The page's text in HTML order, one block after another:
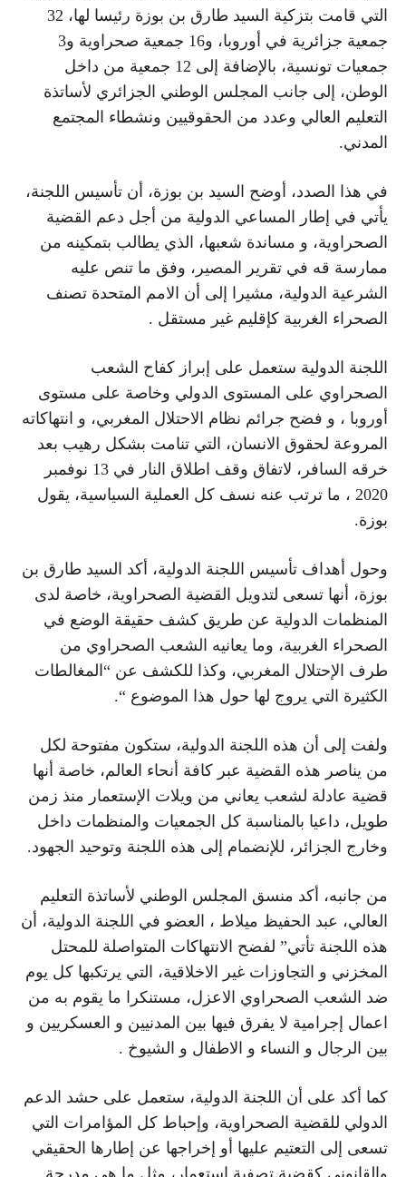
التي قامت بتزكية السيد طارق بن بوزة رئيسا لها، 32
جمعية جزائرية في أوروبا، و16 جمعية صحراوية و3
جمعيات تونسية، بالإضافة إلى 12 جمعية من داخل
الوطن، إلى جانب المجلس الوطني الجزائري لأساتذة
التعليم العالي وعدد من الحقوقيين ونشطاء المجتمع
المدني.
في هذا الصدد، أوضح السيد بن بوزة، أن تأسيس اللجنة،
يأتي في إطار المساعي الدولية من أجل دعم القضية
الصحراوية، و مساندة شعبها، الذي يطالب بتمكينه من
ممارسة قه في تقرير المصير، وفق ما تنص عليه
الشرعية الدولية، مشيرا إلى أن الامم المتحدة تصنف
الصحراء الغربية كإقليم غير مستقل .
اللجنة الدولية ستعمل على إبراز كفاح الشعب
الصحراوي على المستوى الدولي وخاصة على مستوى
أوروبا ، و فضح جرائم نظام الاحتلال المغربي، و انتهاكاته
المروعة لحقوق الانسان، التي تنامت بشكل رهيب بعد
خرقه السافر، لاتفاق وقف اطلاق النار في 13 نوفمبر
2020 ، ما ترتب عنه نسف كل العملية السياسية، يقول
بوزة.
وحول أهداف تأسيس اللجنة الدولية، أكد السيد طارق بن
بوزة، أنها تسعى لتدويل القضية الصحراوية، خاصة لدى
المنظمات الدولية عن طريق كشف حقيقة الوضع في
الصحراء الغربية، وما يعانيه الشعب الصحراوي من
طرف الإحتلال المغربي، وكذا للكشف عن “المغالطات
الكثيرة التي يروج لها حول هذا الموضوع “.
ولفت إلى أن هذه اللجنة الدولية، ستكون مفتوحة لكل
من يناصر هذه القضية عبر كافة أنحاء العالم، خاصة أنها
قضية عادلة لشعب يعاني من ويلات الإستعمار منذ زمن
طويل، داعيا بالمناسبة كل الجمعيات والمنظمات داخل
وخارج الجزائر، للإنضمام إلى هذه اللجنة وتوحيد الجهود.
من جانبه، أكد منسق المجلس الوطني لأساتذة التعليم
العالي، عبد الحفيظ ميلاط ، العضو في اللجنة الدولية، أن
هذه اللجنة تأتي” لفضح الانتهاكات المتواصلة للمحتل
المخزني و التجاوزات غير الاخلاقية، التي يرتكبها كل يوم
ضد الشعب الصحراوي الاعزل، مستنكرا ما يقوم به من
اعمال إجرامية لا يفرق فيها بين المدنيين و العسكريين و
بين الرجال و النساء و الاطفال و الشيوخ .
كما أكد على أن اللجنة الدولية، ستعمل على حشد الدعم
الدولي للقضية الصحراوية، وإحباط كل المؤامرات التي
تسعى إلى التعتيم عليها أو إخراجها عن إطارها الحقيقي
والقانوني كقضية تصفية إستعمار، مثل ما هي مدرجة